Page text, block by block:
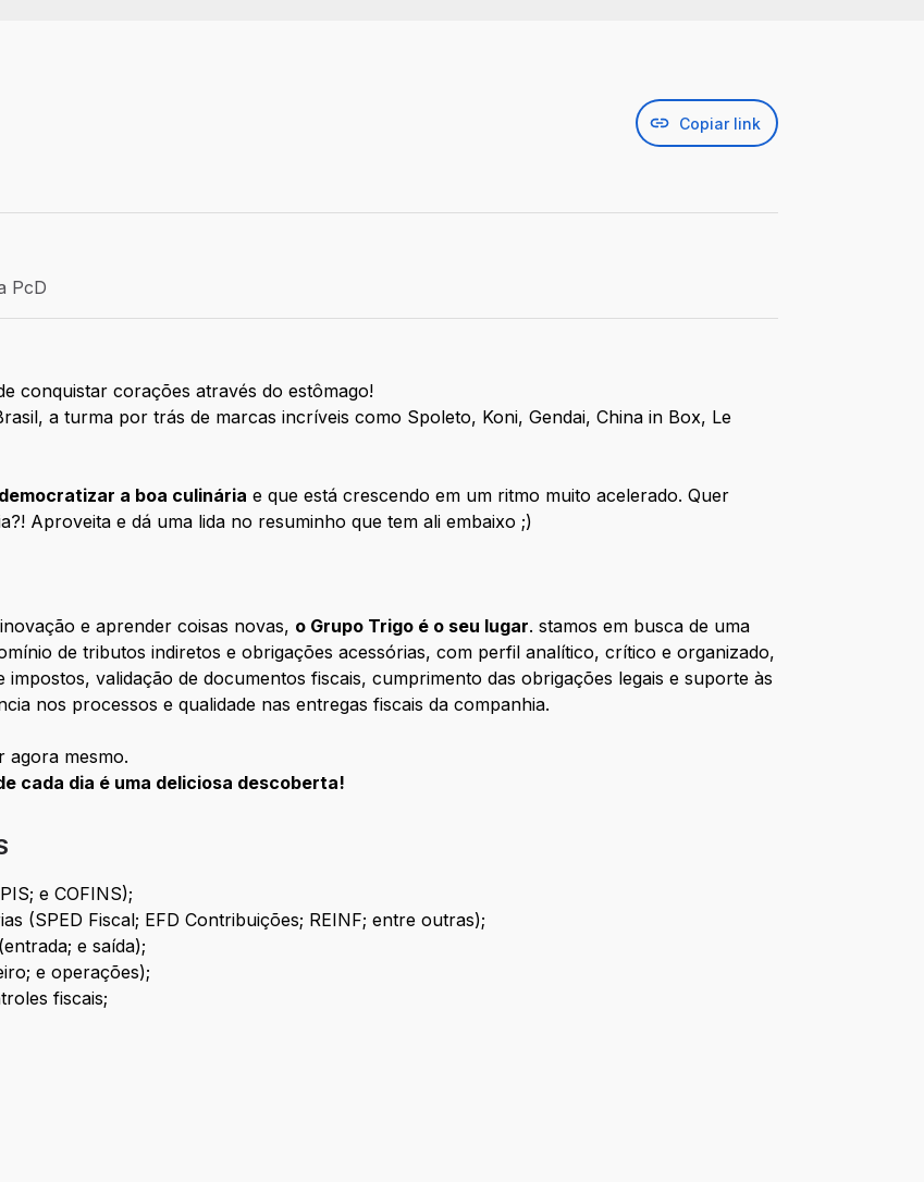
Copiar link
PcD
conquistar corações através do estômago!
a turma por trás de marcas incríveis como Spoleto, Koni, Gendai, China in Box, Le
democratizar a boa culinária e que está crescendo em um ritmo muito acelerado. Quer
Aproveita e dá uma lida no resuminho que tem ali embaixo ;)
e aprender coisas novas, o Grupo Trigo é o seu lugar. stamos em busca de uma
de tributos indiretos e obrigações acessórias, com perfil analítico, crítico e organizado,
validação de documentos fiscais, cumprimento das obrigações legais e suporte às
nos processos e qualidade nas entregas fiscais da companhia.
agora mesmo.
cada dia é uma deliciosa descoberta!
e COFINS);
(SPED Fiscal; EFD Contribuições; REINF; entre outras);
e saída);
e operações);
fiscais;